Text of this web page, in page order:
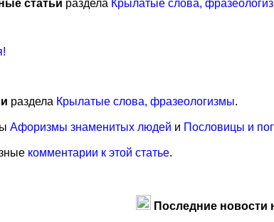
статьи раздела Крылатые слова,
раздела Крылатые слова, фразеологизмы.
Афоризмы знаменитых людей и Пословицы и
комментарии к этой статье.
Последние новости